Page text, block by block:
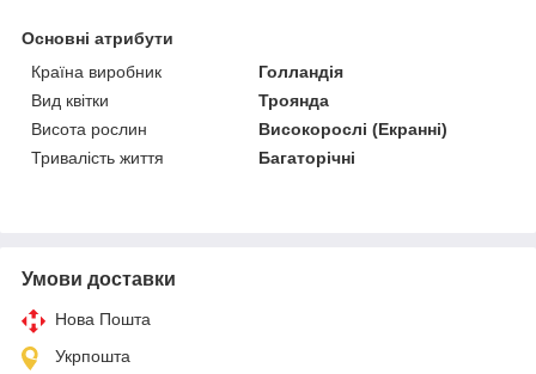
Основні атрибути
Країна виробник
Голландія
Вид квітки
Троянда
Висота рослин
Високорослі (Екранні)
Тривалість життя
Багаторічні
Умови доставки
Нова Пошта
Укрпошта